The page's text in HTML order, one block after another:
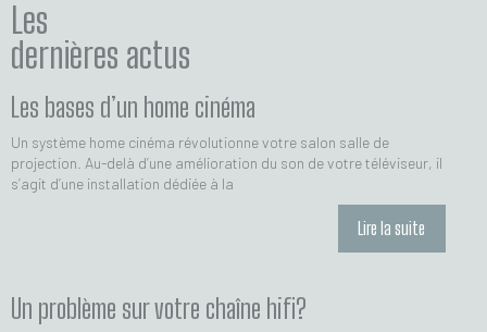
Les
dernières actus
Les bases d’un home cinéma
Un système home cinéma révolutionne votre salon salle de
projection. Au-delà d’une amélioration du son de votre téléviseur, il
s’agit d’une installation dédiée à la
Lire la suite
Un problème sur votre chaîne hifi?